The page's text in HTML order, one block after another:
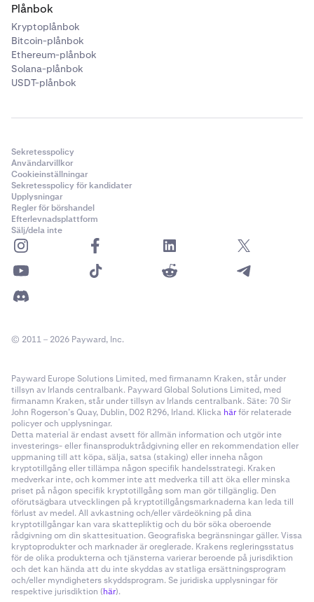
Plånbok
Kryptoplånbok
Bitcoin-plånbok
Ethereum-plånbok
Solana-plånbok
USDT-plånbok
Sekretesspolicy
Användarvillkor
Cookieinställningar
Sekretesspolicy för kandidater
Upplysningar
Regler för börshandel
Efterlevnadsplattform
Sälj/dela inte
© 2011 – 2026 Payward, Inc.
Payward Europe Solutions Limited, med firmanamn Kraken, står under
tillsyn av Irlands centralbank. Payward Global Solutions Limited, med
firmanamn Kraken, står under tillsyn av Irlands centralbank. Säte: 70 Sir
John Rogerson’s Quay, Dublin, D02 R296, Irland. Klicka härför relaterade
policyer och upplysningar.
Detta material är endast avsett för allmän information och utgör inte
investerings- eller finansproduktrådgivning eller en rekommendation eller
uppmaning till att köpa, sälja, satsa (staking) eller inneha någon
kryptotillgång eller tillämpa någon specifik handelsstrategi. Kraken
medverkar inte, och kommer inte att medverka till att öka eller minska
priset på någon specifik kryptotillgång som man gör tillgänglig. Den
oförutsägbara utvecklingen på kryptotillgångsmarknaderna kan leda till
förlust av medel. All avkastning och/eller värdeökning på dina
kryptotillgångar kan vara skattepliktig och du bör söka oberoende
rådgivning om din skattesituation. Geografiska begränsningar gäller. Vissa
kryptoprodukter och marknader är oreglerade. Krakens regleringsstatus
för de olika produkterna och tjänsterna varierar beroende på jurisdiktion
och det kan hända att du inte skyddas av statliga ersättningsprogram
och/eller myndigheters skyddsprogram. Se juridiska upplysningar för
respektive jurisdiktion (här).